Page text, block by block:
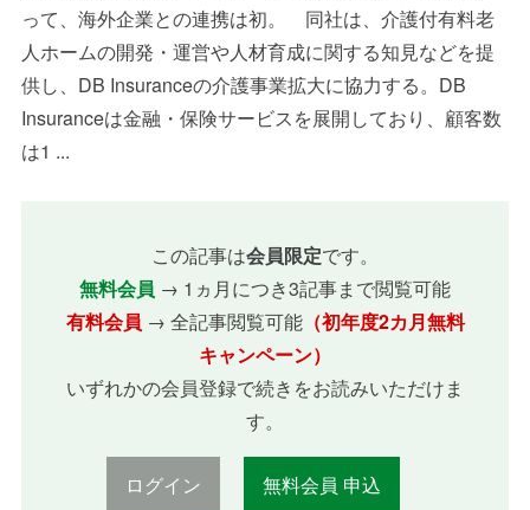
って、海外企業との連携は初。 同社は、介護付有料老
人ホームの開発・運営や人材育成に関する知見などを提
供し、DB Insuranceの介護事業拡大に協力する。DB
Insuranceは金融・保険サービスを展開しており、顧客数
は1 ...
この記事は会員限定です。
無料会員 → 1ヵ月につき3記事まで閲覧可能
有料会員 → 全記事閲覧可能（初年度2カ月無料
キャンペーン）
いずれかの会員登録で続きをお読みいただけま
す。
ログイン 無料会員 申込